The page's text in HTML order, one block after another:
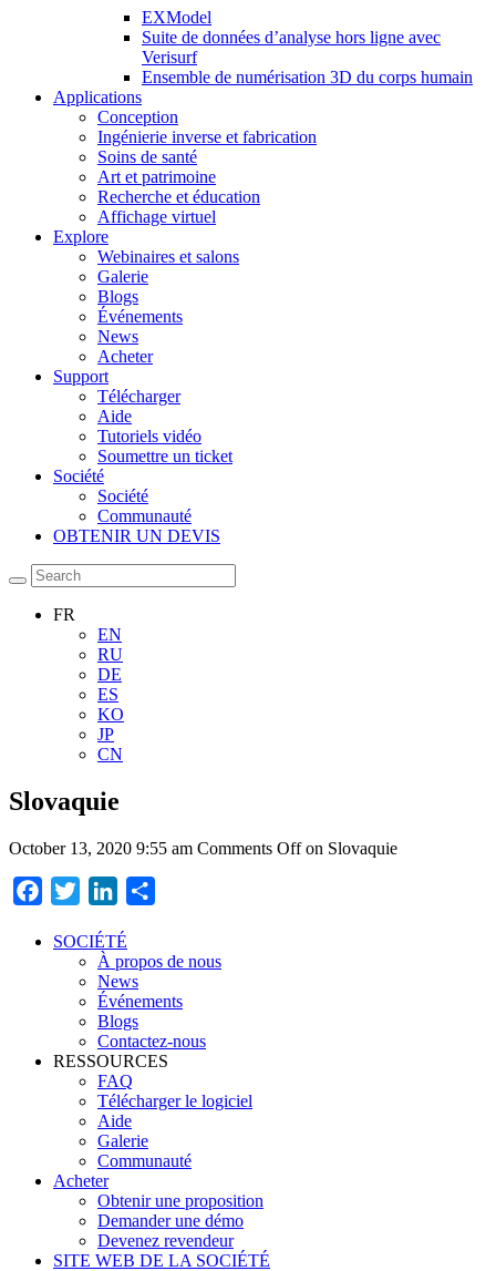
EXModel
Suite de données d’analyse hors ligne avec
Verisurf
Ensemble de numérisation 3D du corps humain
Applications
Conception
Ingénierie inverse et fabrication
Soins de santé
Art et patrimoine
Recherche et éducation
Affichage virtuel
Explore
Webinaires et salons
Galerie
Blogs
Événements
News
Acheter
Support
Télécharger
Aide
Tutoriels vidéo
Soumettre un ticket
Société
Société
Communauté
OBTENIR UN DEVIS
FR
EN
RU
DE
ES
KO
JP
CN
Slovaquie
October 13, 2020 9:55 am Comments Offon Slovaquie
Facebook
Twitter LinkedIn
SOCIÉTÉ
À propos de nous
News
Événements
Blogs
Contactez-nous
RESSOURCES
FAQ
Télécharger le logiciel
Aide
Galerie
Communauté
Acheter
Obtenir une proposition
Demander une démo
Devenez revendeur
SITE WEB DE LA SOCIÉTÉ